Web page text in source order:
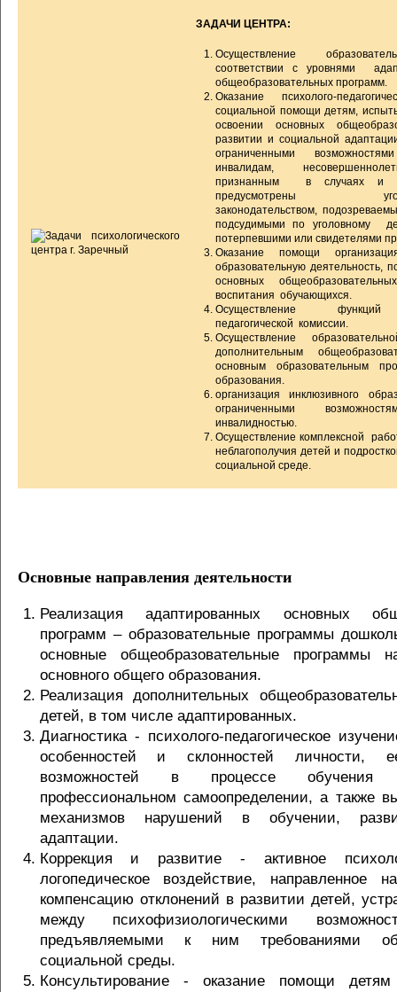
ЗАДАЧИ ЦЕНТРА:
Осуществление
соответствии с уровнями
общеобразовательных программ.
Оказание психолого-
социальной помощи детям,
освоении основных
развитии и социальной
ограниченными
инвалидам,
признанным в случаях и
предусмотрены
законодательством,
подсудимыми по уголовному
потерпевшими или свидетелями
Оказание помощи
образовательную деятельность,
основных
воспитания обучающихся.
Осуществление функций
педагогической комиссии.
Осуществление
дополнительным
основным образовательным
образования.
организация инклюзивного
ограниченными
инвалидностью.
Осуществление комплексной
неблагополучия детей и
социальной среде.
Основные направления деятельности
Реализация адаптированных основных
программ – образовательные программы
основные общеобразовательные программы
основного общего образования.
Реализация дополнительных
детей, в том числе адаптированных.
Диагностика - психолого-педагогическое
особенностей и склонностей личности,
возможностей в процессе обучения
профессиональном самоопределении, а также
механизмов нарушений в обучении,
адаптации.
Коррекция и развитие - активное
логопедическое воздействие, направленное
компенсацию отклонений в развитии детей,
между психофизиологическими
предъявляемыми к ним требованиями
социальной среды.
Консультирование - оказание помощи